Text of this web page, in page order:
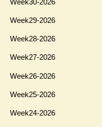
Week30-2026
Week29-2026
Week28-2026
Week27-2026
Week26-2026
Week25-2026
Week24-2026